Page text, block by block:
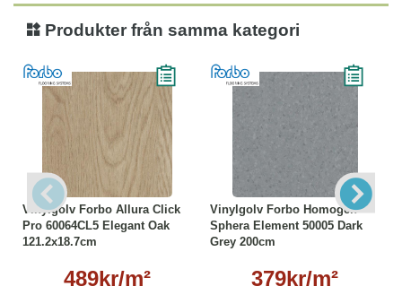
Produkter från samma kategori
Vinylgolv Forbo Allura Click
Pro 60064CL5 Elegant Oak
121.2x18.7cm
489kr/m²
Vinylgolv Forbo Homogen
Sphera Element 50005 Dark
Grey 200cm
379kr/m²